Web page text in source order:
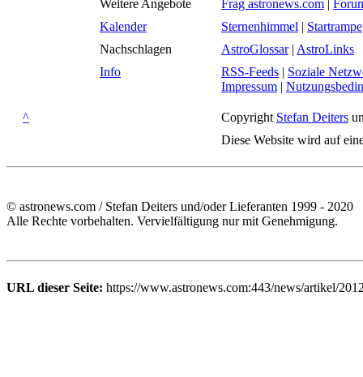
Weitere Angebote
Frag astronews.com |
Kalender
Sternenhimmel | Startrampe
Nachschlagen
AstroGlossar| AstroLinks
Info
RSS-Feeds | Soziale
Impressum |
^ Copyright Stefan Deiters
Diese Website wird auf
© astronews.com / Stefan Deiters und/oder Lieferanten 1999 - 2020
Alle Rechte vorbehalten. Vervielfältigung nur mit Genehmigung.
URL dieser Seite: https://www.astronews.com:443/news/artikel/